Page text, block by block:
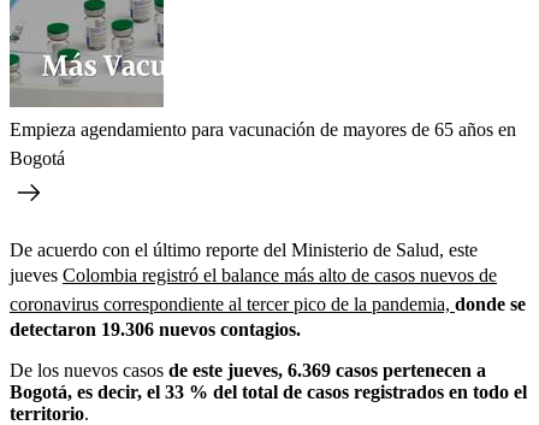
Empieza agendamiento para vacunación de mayores de 65 años en
Bogotá
De acuerdo con el último reporte del Ministerio de Salud, este
jueves Colombia registró el balance más alto de casos nuevos de
coronavirus correspondiente al tercer pico de la pandemia, donde se
detectaron 19.306 nuevos contagios.
De los nuevos casos de este jueves, 6.369 casos pertenecen a
Bogotá, es decir, el 33 % del total de casos registrados en todo el
territorio.